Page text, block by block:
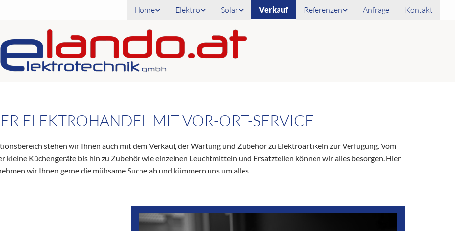
Home Elektro Solar Verkauf Referenzen Anfrage Kontakt
ELEKTROHANDEL MIT VOR-ORT-SERVICE
stehen wir Ihnen auch mit dem Verkauf, der Wartung und Zubehör zu Elektroartikeln zur Verfügung. Vom
kleine Küchengeräte bis hin zu Zubehör wie einzelnen Leuchtmitteln und Ersatzteilen können wir alles besorgen. Hier
wir Ihnen gerne die mühsame Suche ab und kümmern uns um alles.